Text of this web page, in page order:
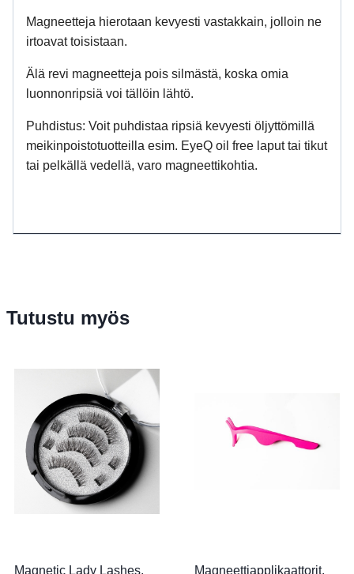
Magneetteja hierotaan kevyesti vastakkain, jolloin ne
irtoavat toisistaan.
Älä revi magneetteja pois silmästä, koska omia
luonnonripsiä voi tällöin lähtö.
Puhdistus: Voit puhdistaa ripsiä kevyesti öljyttömillä
meikinpoistotuotteilla esim. EyeQ oil free laput tai tikut
tai pelkällä vedellä, varo magneettikohtia.
Tutustu myös
Magnetic Lady Lashes, Magneettiapplikaattorit,